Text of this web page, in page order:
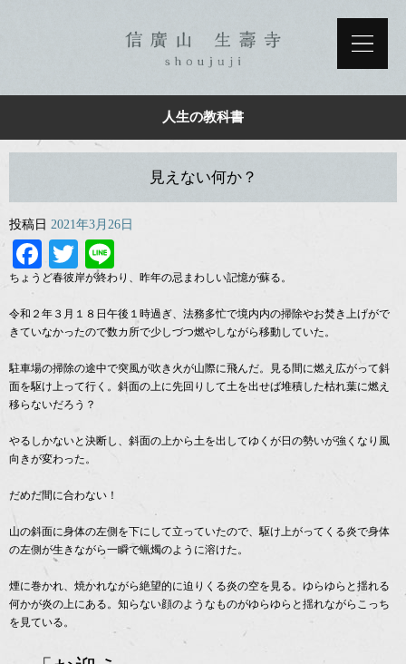
人生の教科書
見えない何か？
投稿日 2021年3月26日
Facebook
Twitter
ちょうど春彼岸が終わり、昨年の忌まわしい記憶が蘇る。
令和２年３月１８日午後１時過ぎ、法務多忙で境内内の掃除やお焚き上げがで
きていなかったので数カ所で少しづつ燃やしながら移動していた。
駐車場の掃除の途中で突風が吹き火が山際に飛んだ。見る間に燃え広がって斜
面を駆け上って行く。斜面の上に先回りして土を出せば堆積した枯れ葉に燃え
移らないだろう？
やるしかないと決断し、斜面の上から土を出してゆくが日の勢いが強くなり風
向きが変わった。
だめだ間に合わない！
山の斜面に身体の左側を下にして立っていたので、駆け上がってくる炎で身体
の左側が生きながら一瞬で蝋燭のように溶けた。
煙に巻かれ、焼かれながら絶望的に迫りくる炎の空を見る。ゆらゆらと揺れる
何かが炎の上にある。知らない顔のようなものがゆらゆらと揺れながらこっち
を見ている。